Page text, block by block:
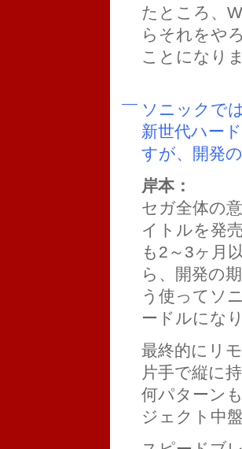
たところ、
らそれをや
ことになり
ソニックで
新世代ハー
すが、開発
岸本：
セガ全体の
イトルを発
も2～3ヶ月
ら、開発の
う使ってソ
ードルにな
最終的にリ
片手で縦に
何パターン
ジェクト中